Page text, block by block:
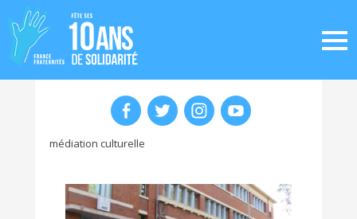
médiation culturelle